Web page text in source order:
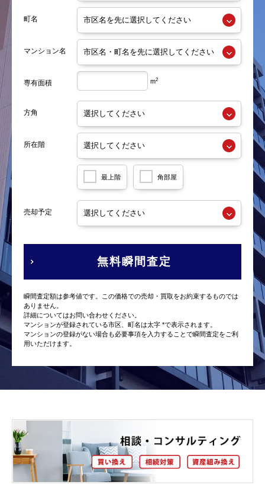
町名
マンション名
専有面積 m2
方角
所在階
最上階 角部屋
売却予定
無料瞬間査定
瞬間査定額は参考値です。この価格での売却・買取をお約束するものでは
ありません。
詳細についてはお問い合わせください。
マンションが登録されている市区、町名は太字 *で表示されます。
マンションの登録がない場合も必要事項を入力することで瞬間査定をご利
用いただけます。